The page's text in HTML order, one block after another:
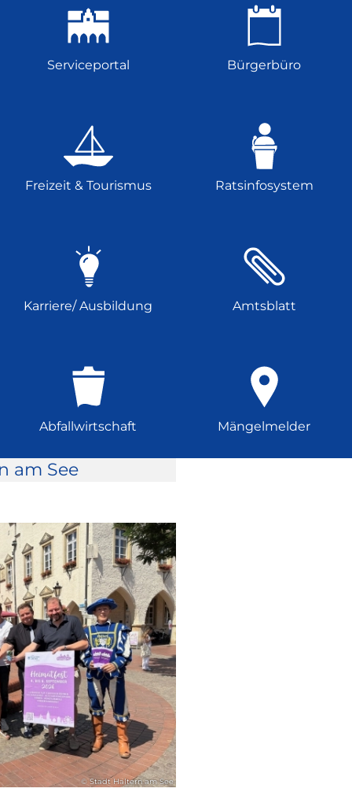
Serviceportal Bürgerbüro
Freizeit & Tourismus Ratsinfosystem
Karriere/ Ausbildung Amtsblatt
Abfallwirtschaft Mängelmelder
am See
© Stadt Haltern am See